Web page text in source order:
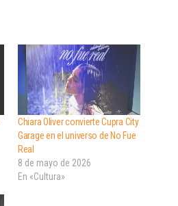
Chiara Oliver convierte Cupra City
Garage en el universo de No Fue
Real
8 de mayo de 2026
En «Cultura»